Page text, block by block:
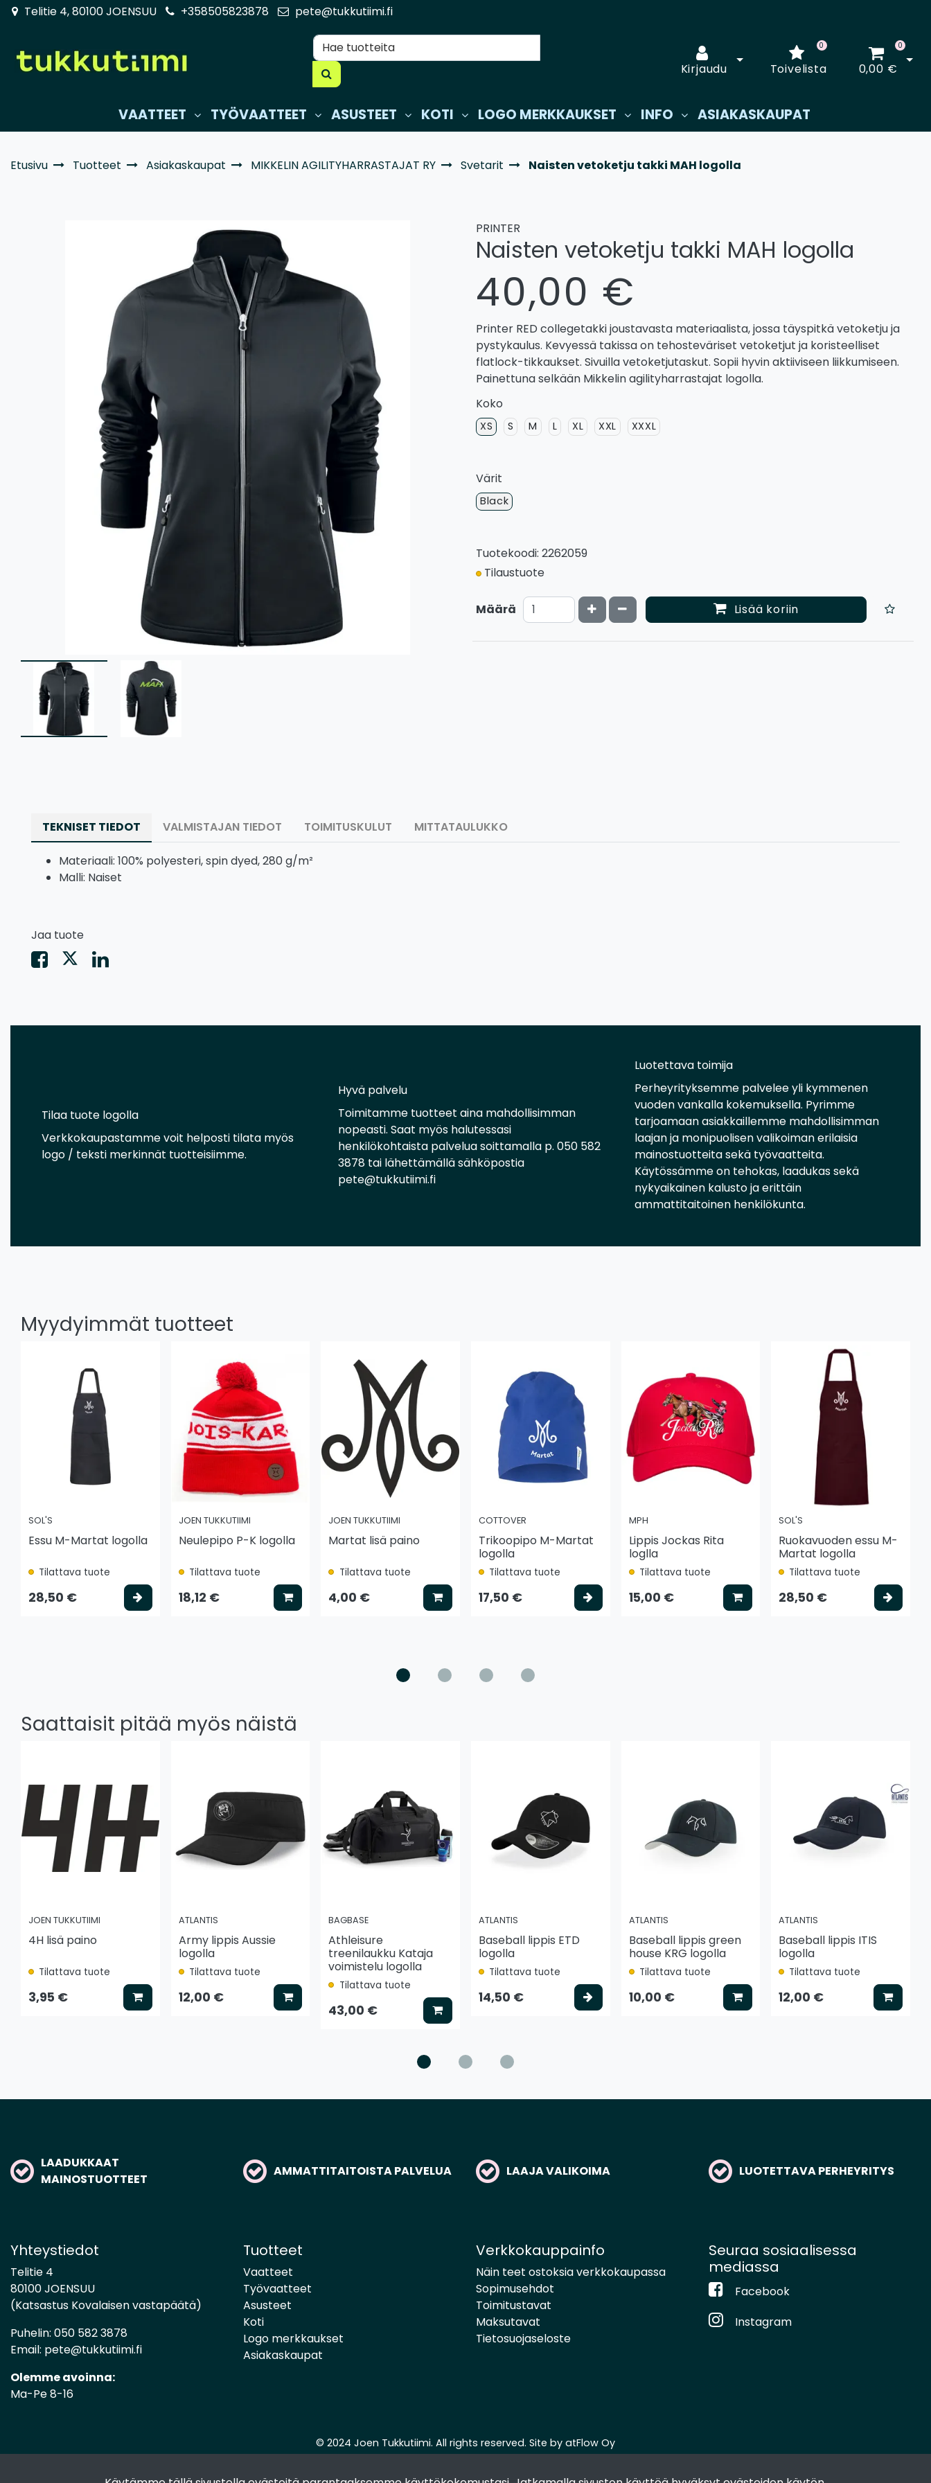
Siirry pääsisältöön
Telitie 4, 80100 JOENSUU +358505823878 pete@tukkutiimi.fi
Kirjaudu
Avaa kirjautuminen
Toivelista
0 0
0,00 €
VAATTEET TYÖVAATTEET ASUSTEET KOTI LOGO MERKKAUKSET INFO ASIAKASKAUPAT
Etusivu Tuotteet Asiakaskaupat MIKKELIN AGILITYHARRASTAJAT RY Svetarit Naisten vetoketju takki MAH logolla
PRINTER
Naisten vetoketju takki MAH logolla
40,00 €
Printer RED collegetakki joustavasta materiaalista, jossa täyspitkä vetoketju ja
pystykaulus. Kevyessä takissa on tehosteväriset vetoketjut ja koristeelliset
flatlock-tikkaukset. Sivuilla vetoketjutaskut. Sopii hyvin aktiiviseen liikkumiseen.
Painettuna selkään Mikkelin agilityharrastajat logolla.
Koko
XS S M L XL XXL XXXL
Värit
Black
Tuotekoodi: 2262059
Tilaustuote
Määrä Kasvata määrää
Vähennä määrää Lisää koriin
TEKNISET TIEDOT VALMISTAJAN TIEDOT TOIMITUSKULUT MITTATAULUKKO
Materiaali: 100% polyesteri, spin dyed, 280 g/m²
Malli: Naiset
Jaa tuote
Tilaa tuote logolla
Verkkokaupastamme voit helposti tilata myös
logo / teksti merkinnät tuotteisiimme.
Hyvä palvelu
Toimitamme tuotteet aina mahdollisimman
nopeasti. Saat myös halutessasi
henkilökohtaista palvelua soittamalla p. 050 582
3878 tai lähettämällä sähköpostia
pete@tukkutiimi.fi
Luotettava toimija
Perheyrityksemme palvelee yli kymmenen
vuoden vankalla kokemuksella. Pyrimme
tarjoamaan asiakkaillemme mahdollisimman
laajan ja monipuolisen valikoiman erilaisia
mainostuotteita sekä työvaatteita.
Käytössämme on tehokas, laadukas sekä
nykyaikainen kalusto ja erittäin
ammattitaitoinen henkilökunta.
Myydyimmät tuotteet
SOL'S
Essu M-Martat logolla
Tilattava tuote
28,50 € Valitse vaihtoehto
JOEN TUKKUTIIMI
Neulepipo P-K logolla
Tilattava tuote
18,12 € Lisää koriin
JOEN TUKKUTIIMI
Martat lisä paino
Tilattava tuote
4,00 € Lisää koriin
COTTOVER
Trikoopipo M-Martat
logolla
Tilattava tuote
17,50 € Valitse vaihtoehto
MPH
Lippis Jockas Rita
loglla
Tilattava tuote
15,00 € Lisää koriin
SOL'S
Ruokavuoden essu M-
Martat logolla
Tilattava tuote
28,50 €
Saattaisit pitää myös näistä
JOEN TUKKUTIIMI
4H lisä paino
Tilattava tuote
3,95 € Lisää koriin
ATLANTIS
Army lippis Aussie
logolla
Tilattava tuote
12,00 € Lisää koriin
BAGBASE
Athleisure
treenilaukku Kataja
voimistelu logolla
Tilattava tuote
43,00 € Lisää koriin
ATLANTIS
Baseball lippis ETD
logolla
Tilattava tuote
14,50 € Valitse vaihtoehto
ATLANTIS
Baseball lippis green
house KRG logolla
Tilattava tuote
10,00 € Lisää koriin
ATLANTIS
Baseball lippis ITIS
logolla
Tilattava tuote
12,00 € Lisää
LAADUKKAAT
MAINOSTUOTTEET
AMMATTITAITOISTA PALVELUA LAAJA VALIKOIMA LUOTETTAVA PERHEYRITYS
Yhteystiedot
Telitie 4
80100 JOENSUU
(Katsastus Kovalaisen vastapäätä)
Puhelin: 050 582 3878
Email: pete@tukkutiimi.fi
Olemme avoinna:
Ma-Pe 8-16
Tuotteet
Vaatteet
Työvaatteet
Asusteet
Koti
Logo merkkaukset
Asiakaskaupat
Verkkokauppainfo
Näin teet ostoksia verkkokaupassa
Sopimusehdot
Toimitustavat
Maksutavat
Tietosuojaseloste
Seuraa sosiaalisessa
mediassa
Facebook
Instagram
© 2024 Joen Tukkutiimi. All rights reserved. Site by atFlow Oy